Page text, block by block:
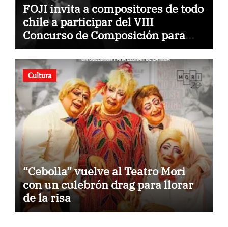
FOJI invita a compositores de todo
chile a participar del VIII
Concurso de Composición para
Orquestas Infanto Juveniles
“Jorge Peña Hen”
Cultura
“Cebolla” vuelve al Teatro Mori
con un culebrón drag para llorar
de la risa